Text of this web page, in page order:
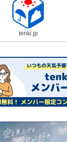
tenki.jp